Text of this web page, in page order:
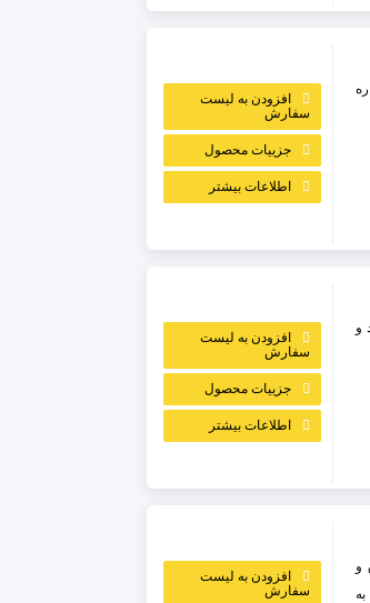
افزودن به لیست
سفارش
جزییات محصول
اطلاعات بیشتر
و
افزودن به لیست
سفارش
جزییات محصول
اطلاعات بیشتر
و
افزودن به لیست
سفارش